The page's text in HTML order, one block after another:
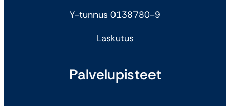
Y-tunnus 0138780-9
Laskutus
Palvelupisteet